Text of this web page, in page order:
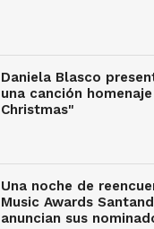
Daniela Blasco
una canción
Christmas"
Una noche de
Music Awards
anuncian sus